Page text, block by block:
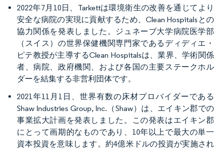
2022年7月10日、Tarkettは環境衛生の改善を通じてより
安全な病院の実現に貢献するため、Clean Hospitalsとの
協力関係を発表しました。ジュネーブ大学病院医学部
（スイス）の世界保健機関専門家であるディディエ・
ピテ教授が主導するClean Hospitalsは、業界、学術関係
者、病院、政府機関、および各国の主要ステークホル
ダーを結集する非営利団体です。
2021年11月1日、世界有数の床材プロバイダーである
Shaw Industries Group, Inc.（Shaw）は、エイキン郡での
事業拡大計画を発表しました。この発表はエイキン郡
にとって画期的なものであり、10年以上で最大の単一
資本投資を意味します。約4億米ドルの投資が実施され